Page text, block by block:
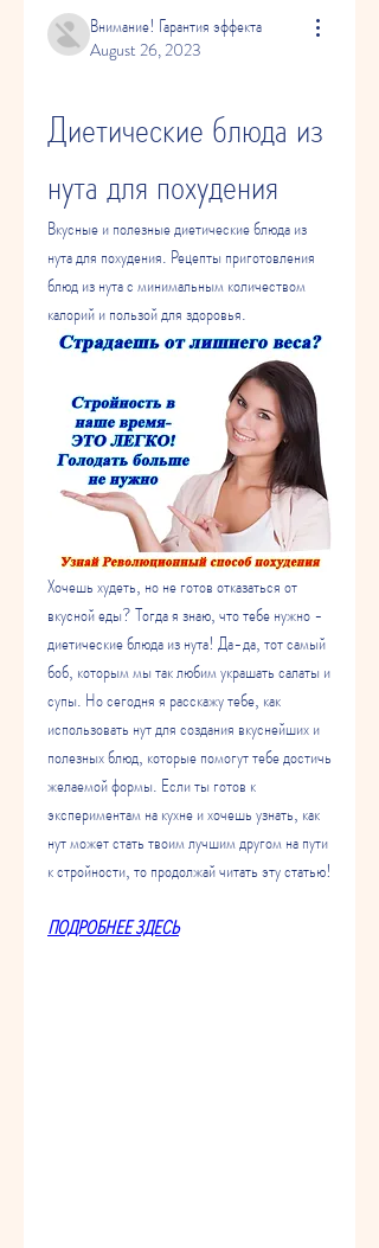
Внимание! Гарантия эффекта
August 26, 2023
Диетические блюда из
нута для похудения
Вкусные и полезные диетические блюда из
нута для похудения. Рецепты приготовления
блюд из нута с минимальным количеством
калорий и пользой для здоровья.
Хочешь худеть, но не готов отказаться от
вкусной еды? Тогда я знаю, что тебе нужно -
диетические блюда из нута! Да-да, тот самый
боб, которым мы так любим украшать салаты и
супы. Но сегодня я расскажу тебе, как
использовать нут для создания вкуснейших и
полезных блюд, которые помогут тебе достичь
желаемой формы. Если ты готов к
экспериментам на кухне и хочешь узнать, как
нут может стать твоим лучшим другом на пути
к стройности, то продолжай читать эту статью!
ПОДРОБНЕЕ ЗДЕСЬ